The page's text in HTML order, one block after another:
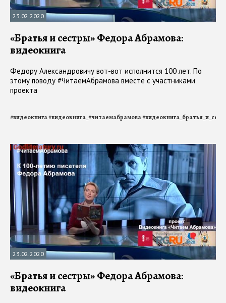
23.02.2020
«Братья и сестры» Федора Абрамова:
видеокнига
Федору Александровичу вот-вот исполнится 100 лет. По
этому поводу #ЧитаемАбрамова вместе с участниками
проекта
#видеокнига#видеокнига_#читаемабрамова#
23.02.2020
«Братья и сестры» Федора Абрамова:
видеокнига